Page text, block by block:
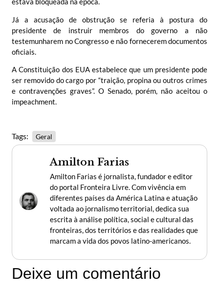
Já a acusação de obstrução se referia à postura do
presidente de instruir membros do governo a não
testemunharem no Congresso e não fornecerem documentos
oficiais.
A Constituição dos EUA estabelece que um presidente pode
ser removido do cargo por “traição, propina ou outros crimes
e contravenções graves”. O Senado, porém, não aceitou o
impeachment.
Tags: Geral
Amilton Farias
Amilton Farias é jornalista, fundador e editor
do portal Fronteira Livre. Com vivência em
diferentes países da América Latina e atuação
voltada ao jornalismo territorial, dedica sua
escrita à análise política, social e cultural das
fronteiras, dos territórios e das realidades que
marcam a vida dos povos latino-americanos.
Deixe um comentário